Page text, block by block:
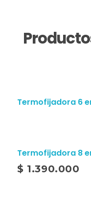
Termofijadora 6 en
Termofijadora 8
$ 1.390.000